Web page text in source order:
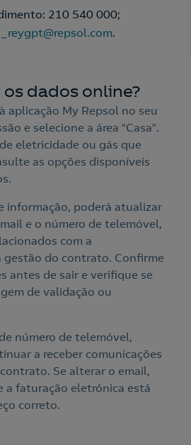
210 540 000;
.
dados online?
aplicação My Repsol no seu
e selecione a área "Casa".
eletricidade ou gás que
as opções disponíveis
informação, poderá atualizar
e o número de telemóvel,
com a
gestão do contrato. Confirme
antes de sair e verifique se
de validação ou
número de telemóvel,
a receber comunicações
Se alterar o email,
a faturação eletrónica está
correto.